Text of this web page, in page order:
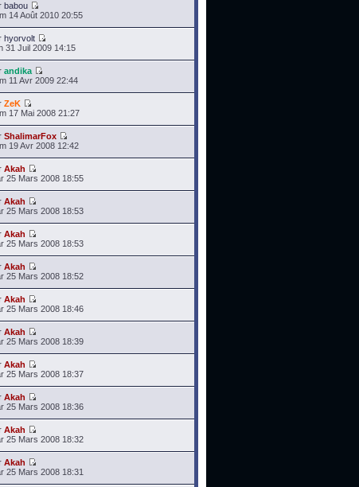
babou
14 Août 2010 20:55
hyorvolt
31 Juil 2009 14:15
andika
11 Avr 2009 22:44
ZeK
17 Mai 2008 21:27
ShalimarFox
19 Avr 2008 12:42
Akah
25 Mars 2008 18:55
Akah
25 Mars 2008 18:53
Akah
25 Mars 2008 18:53
Akah
25 Mars 2008 18:52
Akah
25 Mars 2008 18:46
Akah
25 Mars 2008 18:39
Akah
25 Mars 2008 18:37
Akah
25 Mars 2008 18:36
Akah
25 Mars 2008 18:32
Akah
25 Mars 2008 18:31